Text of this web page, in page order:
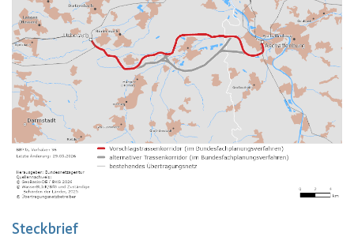
Steckbrief